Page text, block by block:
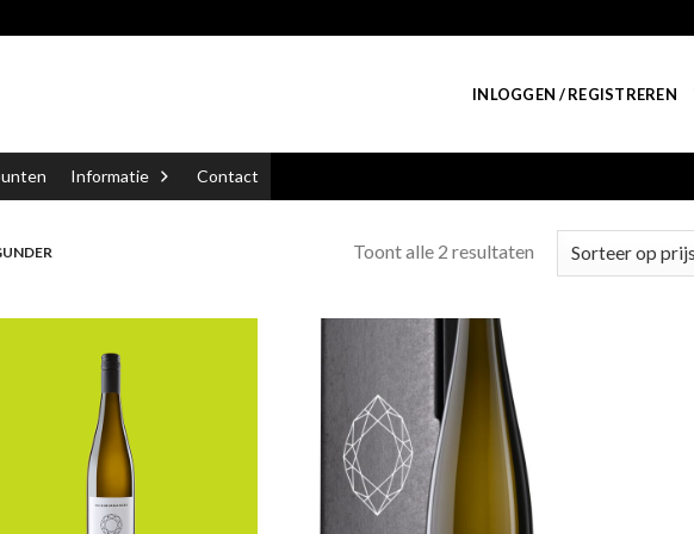
INLOGGEN / REGISTREREN
Informatie Contact
Toont alle 2 resultaten